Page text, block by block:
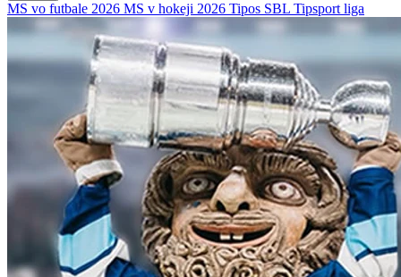
MS vo futbale 2026 MS v hokeji 2026 Tipos SBL Tipsport liga